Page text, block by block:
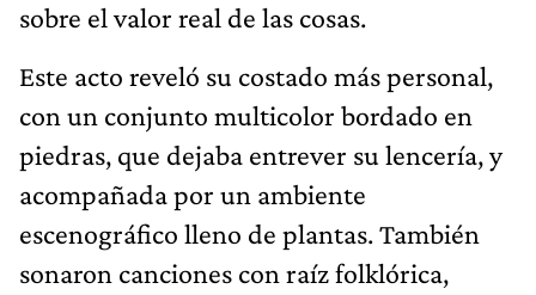
sobre el valor real de las cosas.
Este acto reveló su costado más personal,
con un conjunto multicolor bordado en
piedras, que dejaba entrever su lencería, y
acompañada por un ambiente
escenográfico lleno de plantas. También
sonaron canciones con raíz folklórica,